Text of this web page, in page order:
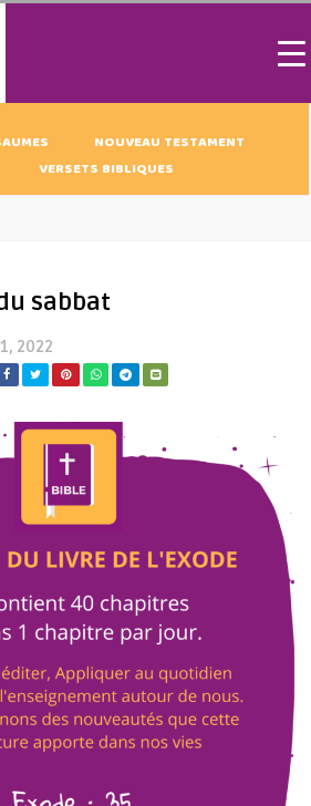
NOUVEAU TESTAMENT
VERSETS BIBLIQUES
sabbat
2022